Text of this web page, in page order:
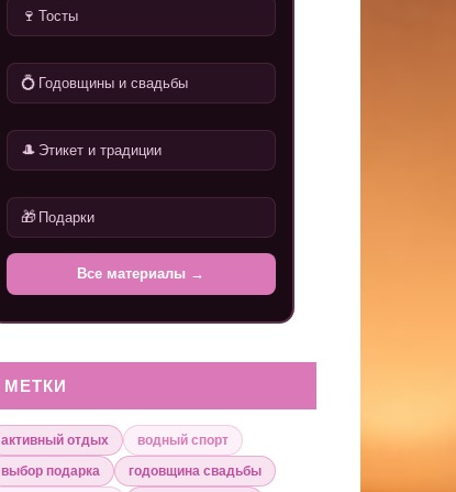
🍷 Тосты
💍 Годовщины и свадьбы
🎩 Этикет и традиции
🎁 Подарки
Все материалы →
МЕТКИ
активный отдых
водный спорт
выбор подарка
годовщина свадьбы